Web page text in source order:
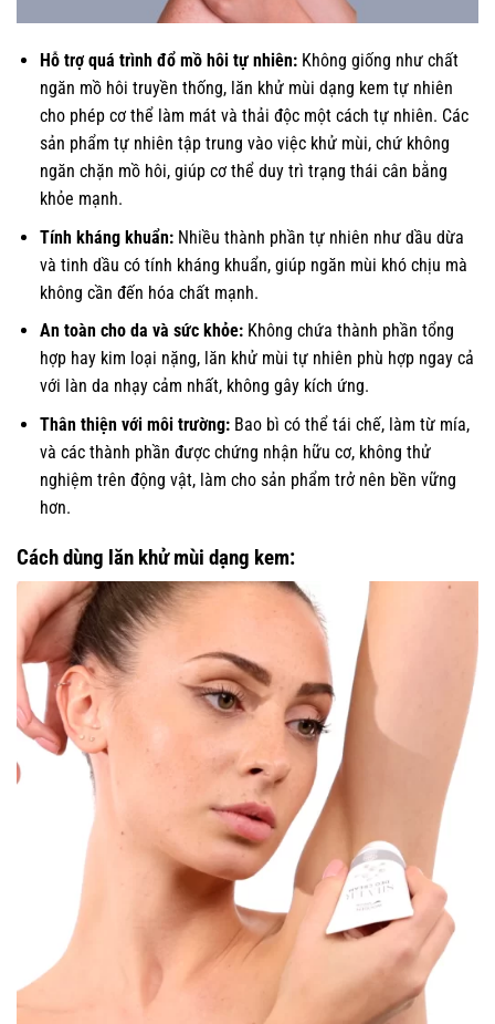
Hỗ trợ quá trình đổ mồ hôi tự nhiên:Không giống như chất
ngăn mồ hôi truyền thống, lăn khử mùi dạng kem tự nhiên
cho phép cơ thể làm mát và thải độc một cách tự nhiên. Các
sản phẩm tự nhiên tập trung vào việc khử mùi, chứ không
ngăn chặn mồ hôi, giúp cơ thể duy trì trạng thái cân bằng
khỏe mạnh.
Tính kháng khuẩn:Nhiều thành phần tự nhiên như dầu dừa
và tinh dầu có tính kháng khuẩn, giúp ngăn mùi khó chịu mà
không cần đến hóa chất mạnh.
An toàn cho da và sức khỏe:Không chứa thành phần tổng
hợp hay kim loại nặng, lăn khử mùi tự nhiên phù hợp ngay cả
với làn da nhạy cảm nhất, không gây kích ứng.
Thân thiện với môi trường:Bao bì có thể tái chế, làm từ mía,
và các thành phần được chứng nhận hữu cơ, không thử
nghiệm trên động vật, làm cho sản phẩm trở nên bền vững
hơn.
Cách dùng lăn khử mùi dạng kem: